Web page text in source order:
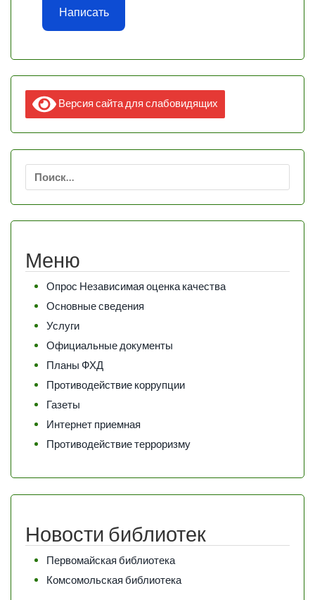
Написать
Версия сайта для слабовидящих
Меню
Опрос Независимая оценка качества
Основные сведения
Услуги
Официальные документы
Планы ФХД
Противодействие коррупции
Газеты
Интернет приемная
Противодействие терроризму
Новости библиотек
Первомайская библиотека
Комсомольская библиотека